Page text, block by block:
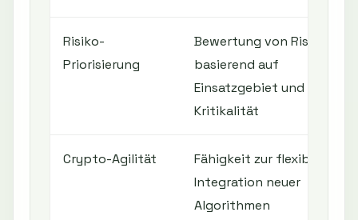
Risiko-
Priorisierung
Bewertung von Risiken
basierend auf
Einsatzgebiet und
Kritikalität
Crypto-Agilität
Fähigkeit zur flexiblen
Integration neuer
Algorithmen